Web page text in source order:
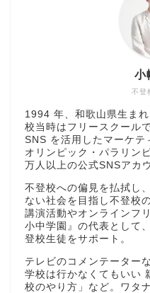
不登
小
1994 年、和歌山県生ま
校当時はフリースクール
SNS を活用したマーケ
オリンピック・パラリン
万人以上の公式SNSアカ
不登校への偏見を払拭し
ない社会を目指し不登校
講演活動やオンラインフ
小中学園』の代表として
登校生徒をサポート。
テレビのコメンテーター
学校は行かなくてもいい
校のやり方」など。ワタ